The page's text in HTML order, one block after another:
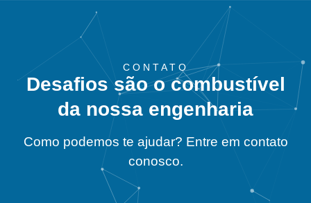
CONTATO
Desafios são o combustível
da nossa engenharia
Como podemos te ajudar? Entre em contato
conosco.